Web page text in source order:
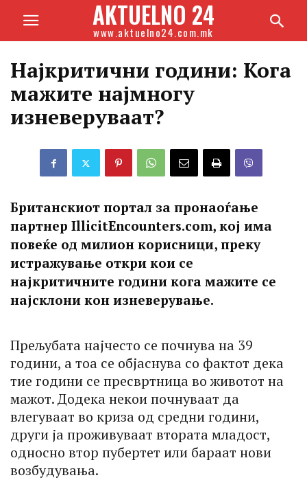
AKTUELNO 24
www.aktuelno24.com.mk
Најкритични години: Кога
мажите најмногу
изневеруваат?
Британскиот портал за пронаоѓање
партнер IllicitEncounters.com, кој има
повеќе од милион корисници, преку
истражување откри кои се
најкритичните години кога мажите се
најсклони кон изневерување.
Прељубата најчесто се почнува на 39
години, а тоа се објаснува со фактот дека
тие години се пресвртница во животот на
мажот. Додека некои почнуваат да
влегуваат во криза од средни години,
други ја проживуваат втората младост,
односно втор пубертет или бараат нови
возбудувања.